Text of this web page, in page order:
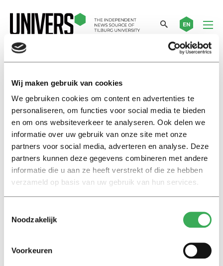
Wij maken gebruik van cookies
We gebruiken cookies om content en advertenties te
personaliseren, om functies voor social media te bieden
en om ons websiteverkeer te analyseren. Ook delen we
informatie over uw gebruik van onze site met onze
partners voor social media, adverteren en analyse. Deze
partners kunnen deze gegevens combineren met andere
informatie die u aan ze heeft verstrekt of die ze hebben
verzameld op basis van uw gebruik van hun services.
Noodzakelijk
Voorkeuren
EN
Van Reisen: “UN-report on
Eritrea was highly needed”
13 juni 2016
Nieuws
Mirjam van Reisen bedreigd
door aanhangers regime Eritrea